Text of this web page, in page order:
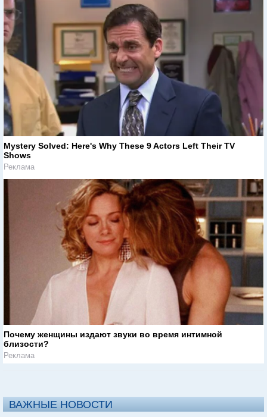
Mystery Solved: Here's Why These 9 Actors Left Their TV
Shows
Реклама
Почему женщины издают звуки во время интимной
близости?
Реклама
ВАЖНЫЕ НОВОСТИ